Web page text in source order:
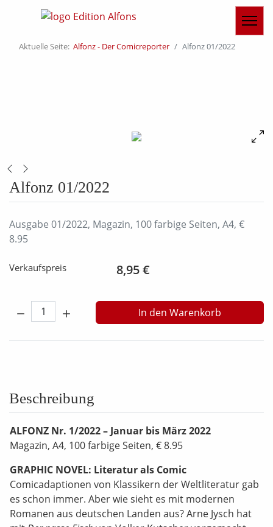
Aktuelle Seite: Alfonz - Der Comicreporter Alfonz 01/2022
Alfonz 01/2022
Ausgabe 01/2022, Magazin, 100 farbige Seiten, A4, €
8.95
Verkaufspreis 8,95 €
Menge: In den Warenkorb
Beschreibung
ALFONZ Nr. 1/2022 – Januar bis März 2022
Magazin, A4, 100 farbige Seiten, € 8.95
GRAPHIC NOVEL: Literatur als Comic
Comicadaptionen von Klassikern der Weltliteratur gab
es schon immer. Aber wie sieht es mit modernen
Romanen aus deutschen Landen aus? Arne Jysch hat